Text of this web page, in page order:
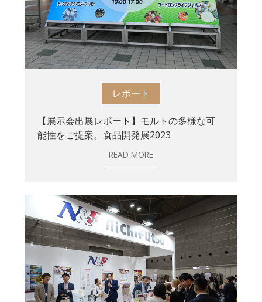
レポート
【展示会出展レポート】モルトの多様な可
能性をご提案。食品開発展2023
READ MORE